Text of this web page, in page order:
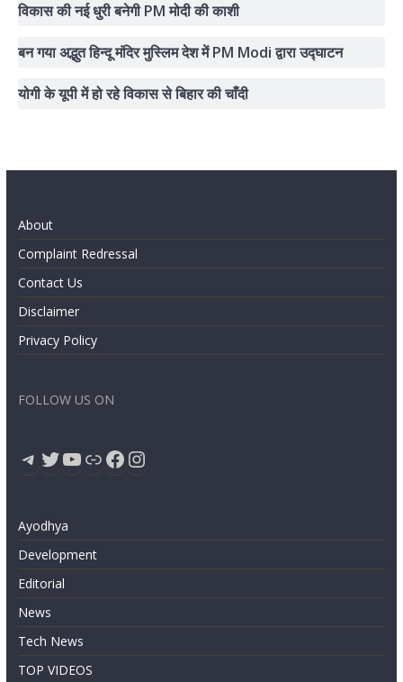
विकास की नई धुरी बनेगी PM मोदी की काशी
बन गया अद्भुत हिन्दू मंदिर मुस्लिम देश में PM Modi द्वारा उद्घाटन
योगी के यूपी में हो रहे विकास से बिहार की चाँदी
About
Complaint Redressal
Contact Us
Disclaimer
Privacy Policy
FOLLOW US ON
Telegram
Twitter
YouTube
LinkFacebook
Instagram
Ayodhya
Development
Editorial
News
Tech News
TOP VIDEOS